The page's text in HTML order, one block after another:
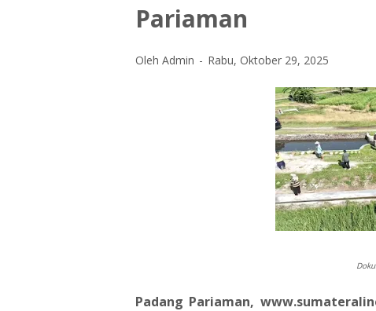
Pariaman ‎
Oleh Admin Rabu, Oktober 29, 2025
‎Padang Pariaman,